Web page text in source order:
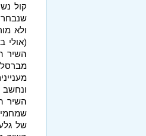
קול
ולא
(אולי
השיר
ונחשב
השיר
של